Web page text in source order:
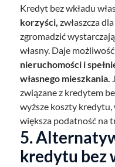
Kredyt bez wkładu
korzyści, zwłaszcza
zgromadzić
własny. Daje możliwość
nieruchomości i
własnego mieszkania.
związane z kredytem
wyższe koszty
większa podatność na
5.
kredytu bez